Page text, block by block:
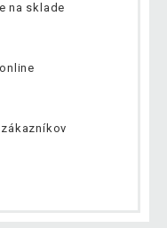
na sklade